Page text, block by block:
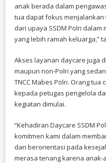
anak berada dalam
tua dapat fokus
dari upaya SSDM Polri
yang lebih ramah keluarga,”
Akses layanan daycare juga
maupun non-Polri yang
TNCC Mabes Polri. Orang
kepada petugas pengelola
kegiatan dimulai.
“Kehadiran Daycare SSDM
komitmen kami dalam
dan berorientasi pada
merasa tenang karena